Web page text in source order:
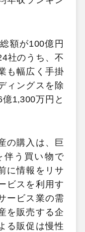
額が100億円
社のうち、不
も幅広く手掛
ィングスを除
1,300万円と
の購入は、巨
伴う買い物で
に情報をリサ
ビスを利用す
ービス業の需
を販売する企
る販促は慢性